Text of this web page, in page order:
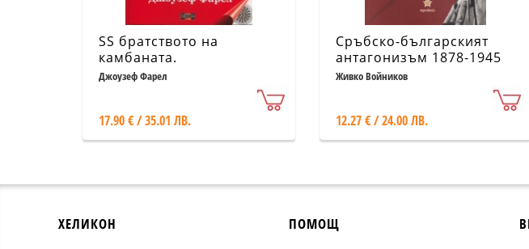
SS братството на
камбаната.
Невероятната тайна
Джоузеф Фарел
17.90 € / 35.01 ЛВ.
Сръбско-българският
антагонизъм 1878-1945
Живко Войников
12.27 € / 24.00 ЛВ.
ХЕЛИКОН ПОМОЩ